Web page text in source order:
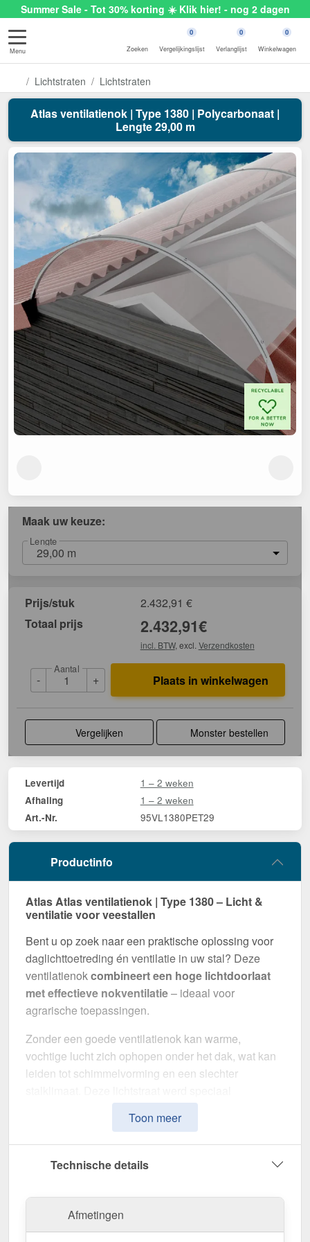
Summer Sale - Tot 30% korting ☀️ Klik hier! - nog 2 dagen
Menu Zoeken
0
Vergelijkingslijst
0
Verlanglijst
0
Winkelwagen
Lichtstraten Lichtstraten
Atlas ventilatienok | Type 1380 | Polycarbonaat |
Lengte 29,00 m
Maak uw keuze:
Lengte
29,00 m
Prijs/stuk 2.432,91 €
Totaal prijs
2.432,91€
incl. BTW, excl. Verzendkosten
-
Aantal
+ Plaats in winkelwagen
Vergelijken Monster bestellen
Levertijd 1 – 2 weken
Afhaling 1 – 2 weken
Art.-Nr. 95VL1380PET29
Productinfo
Atlas Atlas ventilatienok | Type 1380 – Licht &
ventilatie voor veestallen
Bent u op zoek naar een praktische oplossing voor
daglichttoetreding én ventilatie in uw stal? Deze
ventilatienok combineert een hoge lichtdoorlaat
met effectieve nokventilatie– ideaal voor
agrarische toepassingen.
Zonder een goede ventilatienok kan warme,
vochtige lucht zich ophopen onder het dak, wat kan
leiden tot schimmelvorming en een slechter
natuurlijk licht en luchtcirculatie te
, met duurzame materialen en een
eenvoudige montage.
De lichtstraat bestaat uit aluminium veestalbeugels,
dik
een aangenaam binnenklimaat met veel natuurlijk
Toon meer
Technische details
Afmetingen